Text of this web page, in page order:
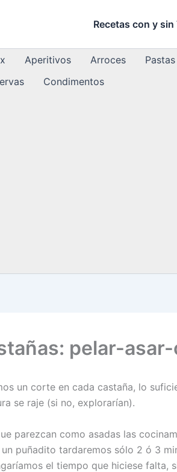
Recetas con y
Aperitivos Arroces Pastas
Condimentos
pelar-
un corte en cada castaña, lo
se raje (si no, explorarían).
parezcan como asadas las
un puñadito tardaremos sólo 2 ó 3
el tiempo que hiciese falta,